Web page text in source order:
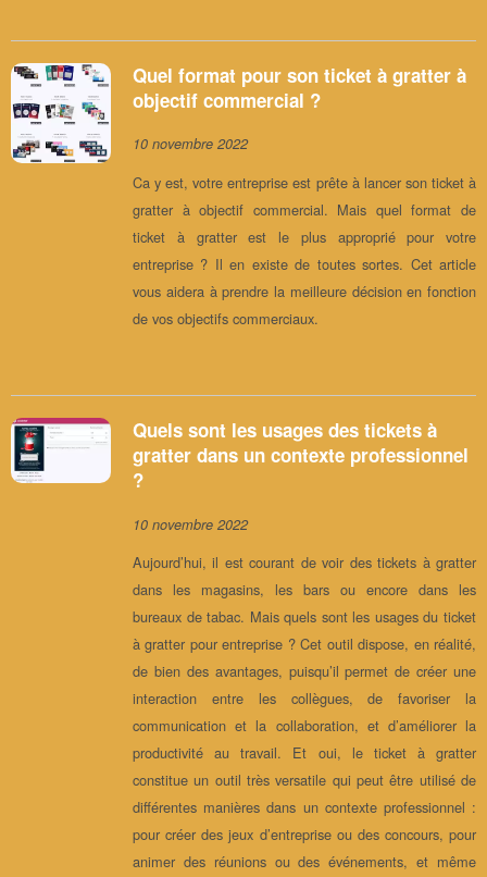
Quel format pour son ticket à gratter à
objectif commercial ?
10 novembre 2022
Ca y est, votre entreprise est prête à lancer son ticket à
gratter à objectif commercial. Mais quel format de
ticket à gratter est le plus approprié pour votre
entreprise ? Il en existe de toutes sortes. Cet article
vous aidera à prendre la meilleure décision en fonction
de vos objectifs commerciaux.
Quels sont les usages des tickets à
gratter dans un contexte professionnel
?
10 novembre 2022
Aujourd’hui, il est courant de voir des tickets à gratter
dans les magasins, les bars ou encore dans les
bureaux de tabac. Mais quels sont les usages du ticket
à gratter pour entreprise ? Cet outil dispose, en réalité,
de bien des avantages, puisqu’il permet de créer une
interaction entre les collègues, de favoriser la
communication et la collaboration, et d’améliorer la
productivité au travail. Et oui, le ticket à gratter
constitue un outil très versatile qui peut être utilisé de
différentes manières dans un contexte professionnel :
pour créer des jeux d’entreprise ou des concours, pour
animer des réunions ou des événements, et même